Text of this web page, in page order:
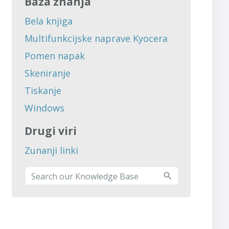
Bela knjiga
Multifunkcijske naprave Kyocera
Pomen napak
Skeniranje
Tiskanje
Windows
Drugi viri
Zunanji linki